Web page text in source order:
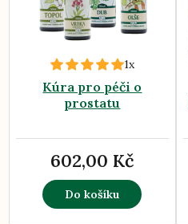
1x
Kúra pro péči o
prostatu
602,00 Kč
Do košíku